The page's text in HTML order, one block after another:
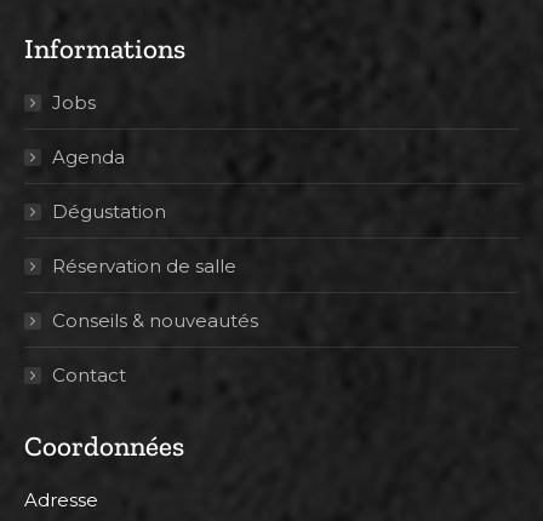
Informations
Jobs
Agenda
Dégustation
Réservation de salle
Conseils & nouveautés
Contact
Coordonnées
Adresse